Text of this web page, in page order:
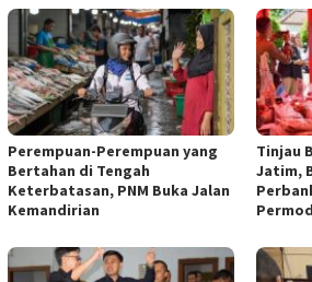
Perempuan-Perempuan yang
Bertahan di Tengah
Keterbatasan, PNM Buka Jalan
Kemandirian
Tinjau
Jatim,